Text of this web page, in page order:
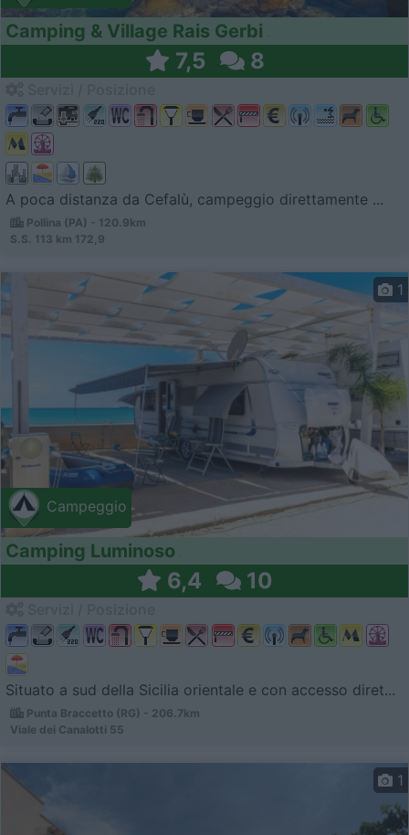
Camping & Village Rais Gerbi
7,5 8
A poca distanza da Cefalù, campeggio direttamente ...
Pollina (PA) - 120.9km
S.S. 113 km 172,9
Campeggio
1
Camping Luminoso
6,4 10
Situato a sud della Sicilia orientale e con accesso diret...
Punta Braccetto (RG) - 206.7km
Viale dei Canalotti 55
1